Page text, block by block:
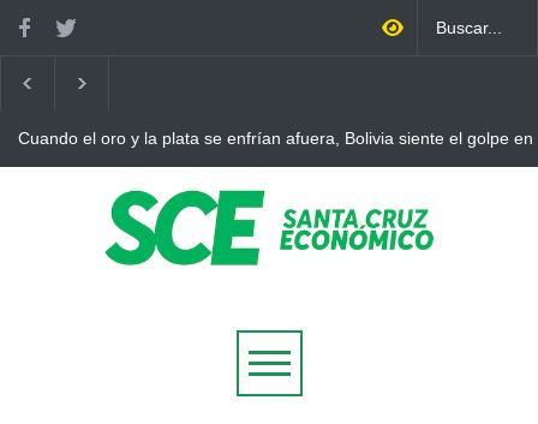
Cuando el oro y la plata se enfrían afuera, Bolivia siente el golpe en